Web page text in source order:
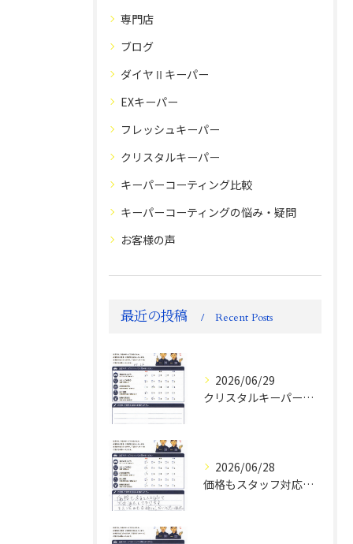
専門店
ブログ
ダイヤⅡキーパー
EXキーパー
フレッシュキーパー
クリスタルキーパー
キーパーコーティング比較
キーパーコーティングの悩み・疑問
お客様の声
最近の投稿 Recent Posts
2026/06/29
クリスタルキーパー評判
2026/06/28
価格もスタッフ対応も大変満足！ランドクルーザーFJお客様の声